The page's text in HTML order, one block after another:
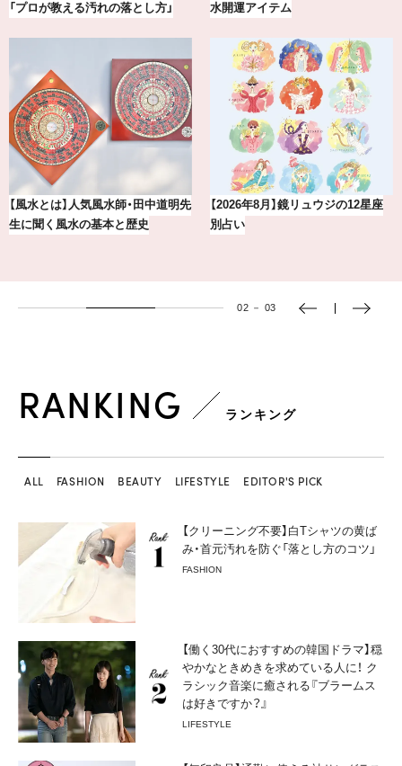
理想の結婚指輪10選
える、がんばる私の「がん…
賢者たちに聞いてみた！ 嫉妬と上
手くつきあうコツとは？
20年の研究が生んだ、『TSUBAKI』
の圧倒的な艶力【エデ…
03 － 03
RANKING ランキング
ALL FASHION BEAUTY LIFESTYLE EDITOR'S PICK
【クリーニング不要】白Tシャツの黄ば
み・首元汚れを防ぐ「落とし方のコツ」
FASHION
【働く30代におすすめの韓国ドラマ】穏
やかなときめきを求めている人に！ ク
ラシック音楽に癒される『ブラームス
は好きですか？』
LIFESTYLE